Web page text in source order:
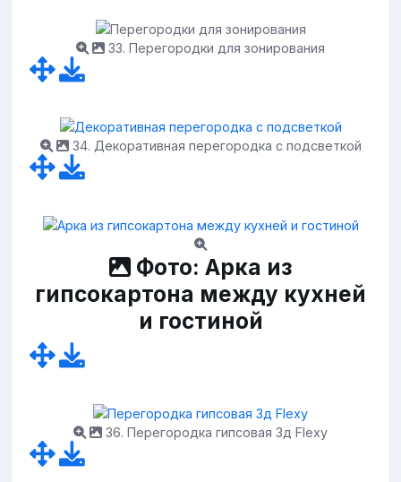
33. Перегородки для зонирования
34. Декоративная перегородка с подсветкой
Фото: Арка из
гипсокартона между кухней
и гостиной
36. Перегородка гипсовая 3д Flexy